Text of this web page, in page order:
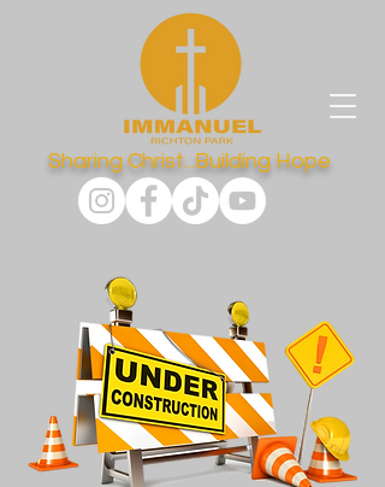
Sharing Christ...Building Hope